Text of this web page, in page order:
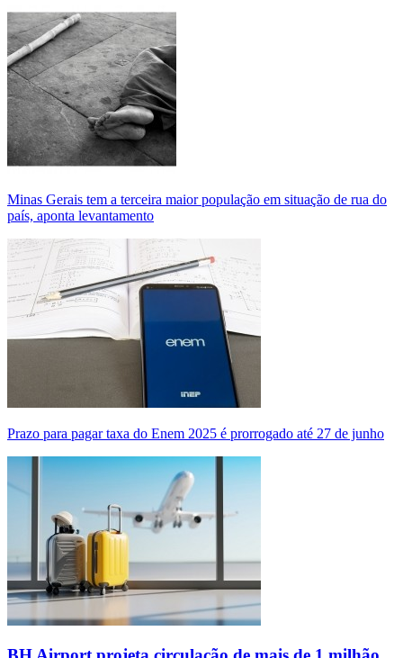
Minas Gerais tem a terceira maior população em situação de rua do
país, aponta levantamento
Prazo para pagar taxa do Enem 2025 é prorrogado até 27 de junho